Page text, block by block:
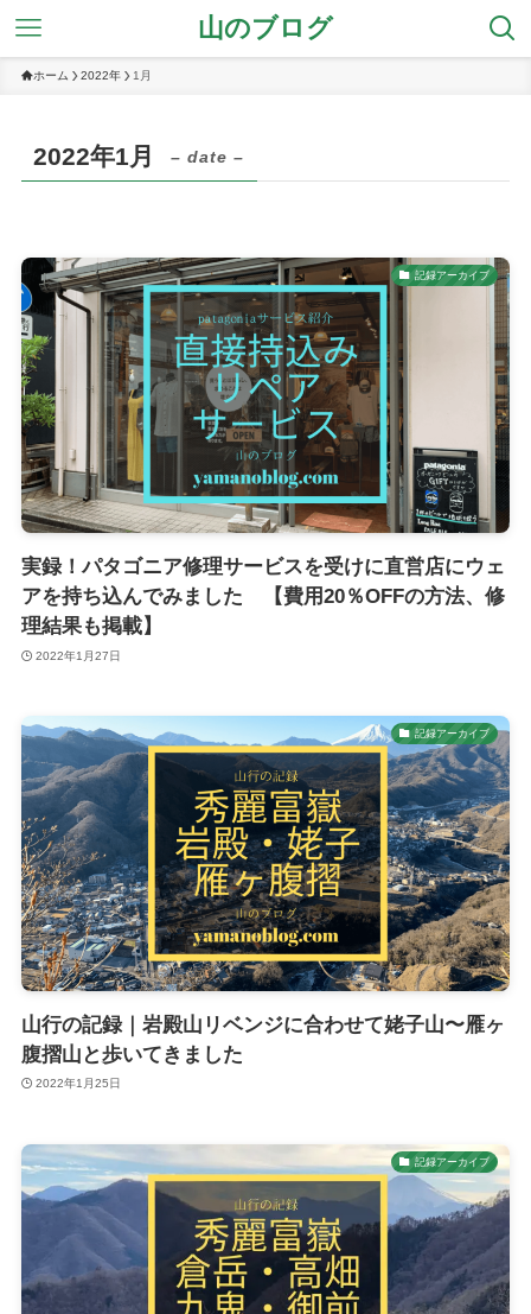
山のブログ
ホーム 2022年 1月
2022年1月 – date –
記録アーカイブ
実録！パタゴニア修理サービスを受けに直営店にウェ
アを持ち込んでみました 【費用20％OFFの方法、修
理結果も掲載】
2022年1月27日
記録アーカイブ
山行の記録｜岩殿山リベンジに合わせて姥子山〜雁ヶ
腹摺山と歩いてきました
2022年1月25日
記録アーカイブ